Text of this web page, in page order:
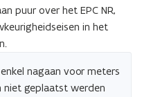
F
b
t
puur over het EPC NR,
in het
nagaan voor meters
niet geplaatst werden